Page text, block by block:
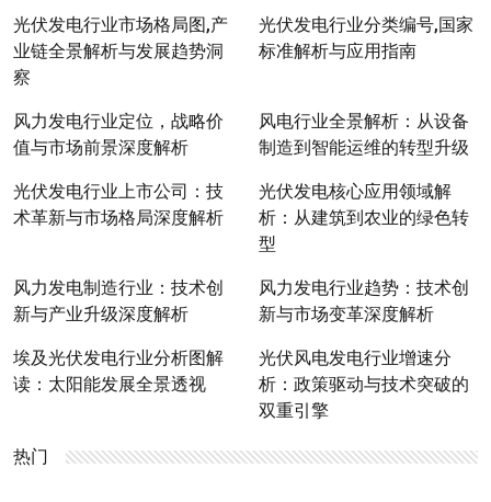
光伏发电行业市场格局图,产
业链全景解析与发展趋势洞
察
光伏发电行业分类编号,国家
标准解析与应用指南
风力发电行业定位，战略价
值与市场前景深度解析
风电行业全景解析：从设备
制造到智能运维的转型升级
光伏发电行业上市公司：技
术革新与市场格局深度解析
光伏发电核心应用领域解
析：从建筑到农业的绿色转
型
风力发电制造行业：技术创
新与产业升级深度解析
风力发电行业趋势：技术创
新与市场变革深度解析
埃及光伏发电行业分析图解
读：太阳能发展全景透视
光伏风电发电行业增速分
析：政策驱动与技术突破的
双重引擎
热门